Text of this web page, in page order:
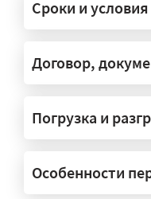
под
организуем.
Сроки и
Договор,
Погрузка и
Особенности